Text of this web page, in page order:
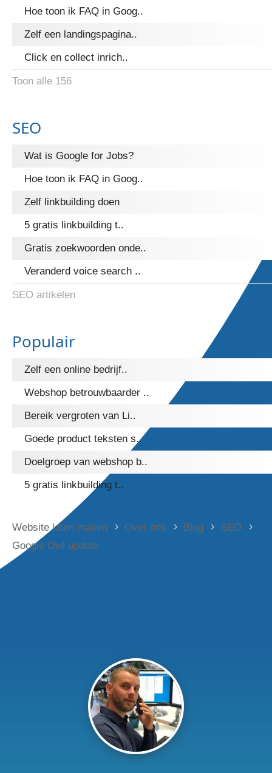
Hoe toon ik FAQ in Goog..
Zelf een landingspagina..
Click en collect inrich..
Toon alle 156
SEO
Wat is Google for Jobs?
Hoe toon ik FAQ in Goog..
Zelf linkbuilding doen
5 gratis linkbuilding t..
Gratis zoekwoorden onde..
Veranderd voice search ..
SEO artikelen
Populair
Zelf een online bedrijf..
Webshop betrouwbaarder ..
Bereik vergroten van Li..
Goede product teksten s..
Doelgroep van webshop b..
5 gratis linkbuilding t..
Website laten maken Over ons Blog
SEO
Google Owl update